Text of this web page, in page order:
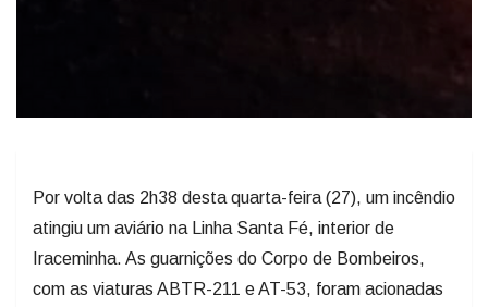
Por volta das 2h38 desta quarta-feira (27), um incêndio
atingiu um aviário na Linha Santa Fé, interior de
Iraceminha. As guarnições do Corpo de Bombeiros,
com as viaturas ABTR-211 e AT-53, foram acionadas